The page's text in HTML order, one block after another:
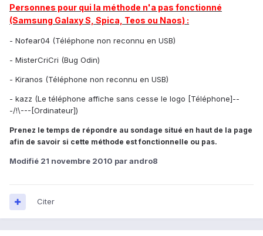
Personnes pour qui la méthode n'a pas fonctionné
(Samsung Galaxy S, Spica, Teos ou Naos) :
- Nofear04 (Téléphone non reconnu en USB)
- MisterCriCri (Bug Odin)
- Kiranos (Téléphone non reconnu en USB)
- kazz (Le téléphone affiche sans cesse le logo [Téléphone]--
-/!\---[Ordinateur])
Prenez le temps de répondre au sondage situé en haut de la page
afin de savoir si cette méthode est fonctionnelle ou pas.
Modifié 21 novembre 2010 par andro8
Citer